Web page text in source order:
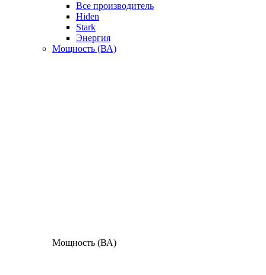
Все производитель
Hiden
Stark
Энергия
Мощность (ВА)
Мощность (ВА)